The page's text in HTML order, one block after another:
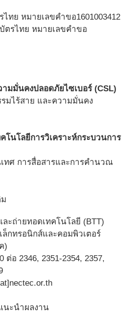
ทย หมายเลขคำขอ1601003412
ตรไทย หมายเลขคำขอ
มมั่นคงปลอดภัยไซเบอร์ (CSL)
มไร้สาย และความมั่นคง
โนโลยีการวิเคราะห์กระบวนการ
ทศ การสื่อสารและการคำนวณ
ะถ่ายทอดเทคโนโลยี (BTT)
ล็กทรอนิกส์และคอมพิวเตอร์
)
ต่อ 2346, 2351-2354, 2357,
นะนำผลงาน